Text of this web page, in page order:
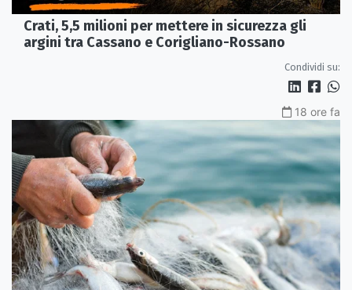
Crati, 5,5 milioni per mettere in sicurezza gli
argini tra Cassano e Corigliano-Rossano
Condividi su:
18 ore fa